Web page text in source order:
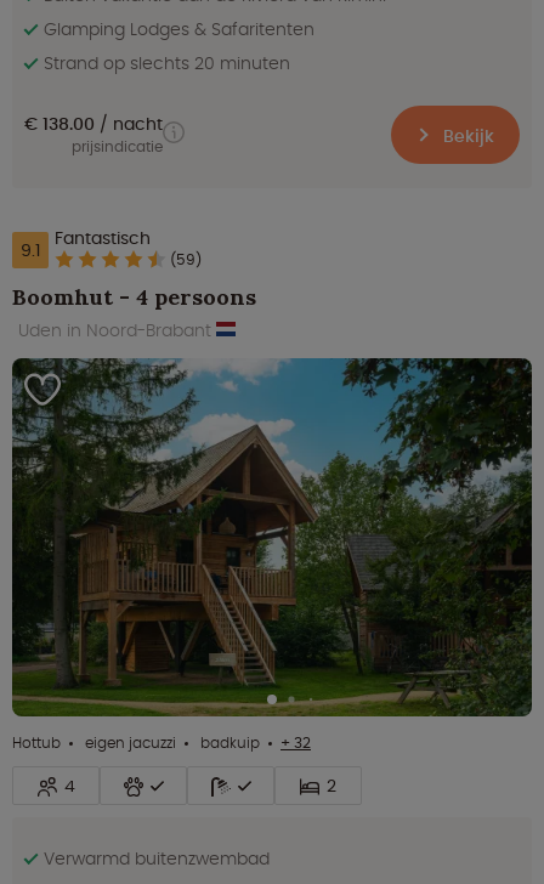
Glamping Lodges & Safaritenten
Strand op slechts 20 minuten
€ 138.00 nacht
prijsindicatie Bekijk
9.1 Fantastisch
(59)
Boomhut - 4 persoons
Uden in Noord-Brabant
Hottub eigen jacuzzi badkuip + 32
4 2
Verwarmd buitenzwembad